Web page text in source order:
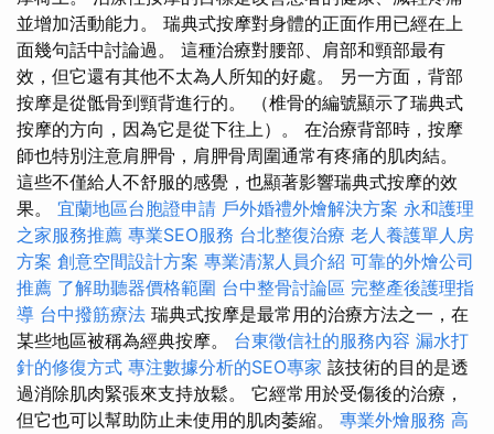
並增加活動能力。 瑞典式按摩對身體的正面作用已經在上
面幾句話中討論過。 這種治療對腰部、肩部和頸部最有
效，但它還有其他不太為人所知的好處。 另一方面，背部
按摩是從骶骨到頸背進行的。 （椎骨的編號顯示了瑞典式
按摩的方向，因為它是從下往上）。 在治療背部時，按摩
師也特別注意肩胛骨，肩胛骨周圍通常有疼痛的肌肉結。
這些不僅給人不舒服的感覺，也顯著影響瑞典式按摩的效
果。 宜蘭地區台胞證申請 戶外婚禮外燴解決方案 永和護理
之家服務推薦 專業SEO服務 台北整復治療 老人養護單人房
方案 創意空間設計方案 專業清潔人員介紹 可靠的外燴公司
推薦 了解助聽器價格範圍 台中整骨討論區 完整產後護理指
導 台中撥筋療法 瑞典式按摩是最常用的治療方法之一，在
某些地區被稱為經典按摩。 台東徵信社的服務內容 漏水打
針的修復方式 專注數據分析的SEO專家 該技術的目的是透
過消除肌肉緊張來支持放鬆。 它經常用於受傷後的治療，
但它也可以幫助防止未使用的肌肉萎縮。 專業外燴服務 高